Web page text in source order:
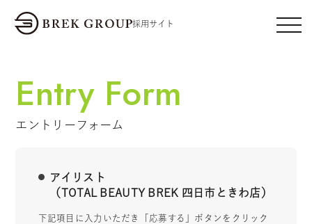
採用サイト
Entry Form
エントリーフォーム
アイリスト
（TOTAL BEAUTY BREK 四日市ときわ店）
下記項目に入力いただき「応募する」ボタンをクリック